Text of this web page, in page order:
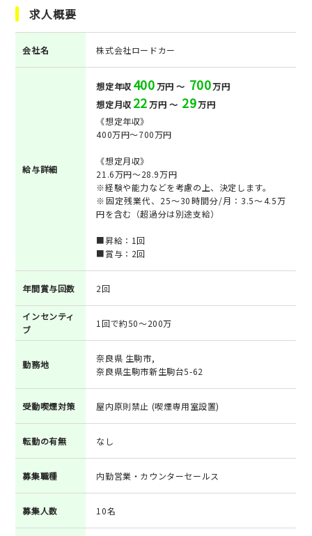
求人概要
会社名 株式会社ロードカー
給与詳細
想定年収 400万円 ～ 700万円
想定月収 22万円 ～ 29万円
《想定年収》
400万円～700万円
《想定月収》
21.6万円～28.9万円
※経験や能力などを考慮の上、決定します。
※固定残業代、25～30時間分/月：3.5～4.5万
円を含む（超過分は別途支給）
■昇給：1回
■賞与：2回
年間賞与回数 2回
インセンティ
ブ
1回で約50～200万
勤務地
奈良県 生駒市,
奈良県生駒市新生駒台5-62
受動喫煙対策 屋内原則禁止 (喫煙専用室設置)
転勤の有無 なし
募集職種 内勤営業・カウンターセールス
募集人数 10名